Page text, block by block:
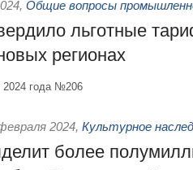
, Общие вопросы
льготные
регионах
2024 года №206
2024, Культурное
более